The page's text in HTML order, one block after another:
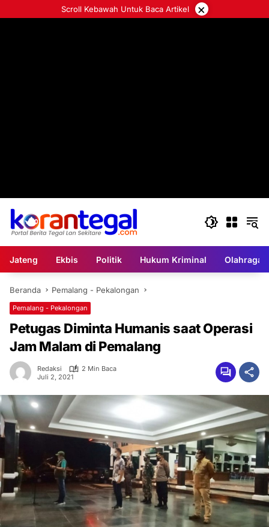
ke
Scroll Kebawah Untuk Baca Artikel ×
Jateng Ekbis Politik Hukum Kriminal Olahraga
Beranda Pemalang - Pekalongan
Pemalang - Pekalongan
Petugas Diminta Humanis saat Operasi
Jam Malam di Pemalang
Redaksi
2 Min Baca
Juli 2, 2021